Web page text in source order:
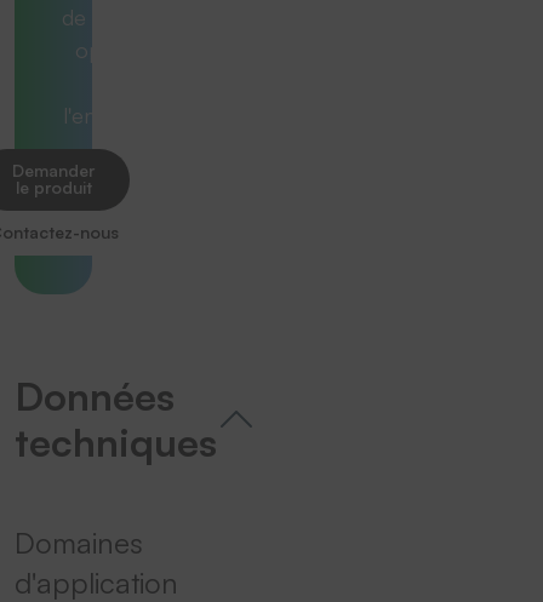
de manière
optimale
l'ensemble.
Demander
le produit
nous
Données
techniques
Domaines
d'application